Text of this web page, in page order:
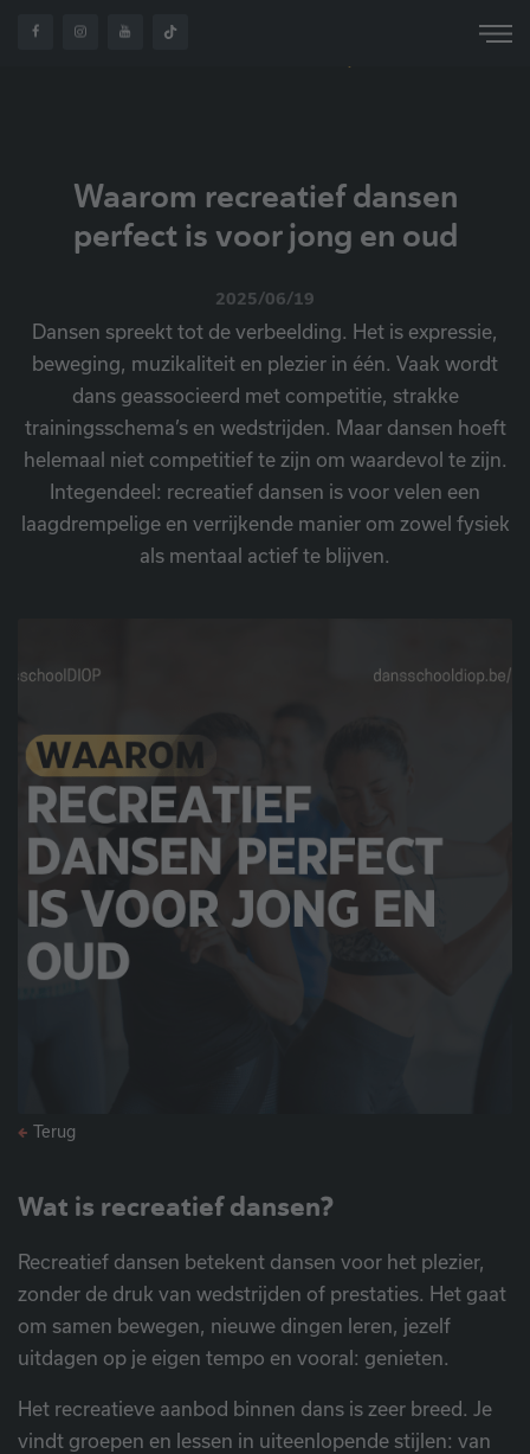
OVER
Waarom recreatief dansen
perfect is voor jong en oud
2025/06/19
Dansen spreekt tot de verbeelding. Het is expressie,
beweging, muzikaliteit en plezier in één. Vaak wordt
dans geassocieerd met competitie, strakke
trainingsschema’s en wedstrijden. Maar dansen hoeft
helemaal niet competitief te zijn om waardevol te zijn.
Integendeel: recreatief dansen is voor velen een
laagdrempelige en verrijkende manier om zowel fysiek
als mentaal actief te blijven.
Terug
Wat is recreatief dansen?
Recreatief dansen betekent dansen voor het plezier,
zonder de druk van wedstrijden of prestaties. Het gaat
om samen bewegen, nieuwe dingen leren, jezelf
uitdagen op je eigen tempo en vooral: genieten.
Het recreatieve aanbod binnen dans is zeer breed. Je
vindt groepen en lessen in uiteenlopende stijlen: van